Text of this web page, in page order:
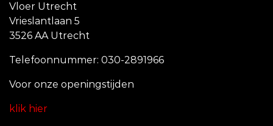
Vloer Utrecht
Vrieslantlaan 5
3526 AA Utrecht
Telefoonnummer: 030-2891966
Voor onze openingstijden
klik hier